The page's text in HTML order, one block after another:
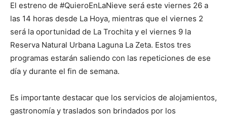
El estreno de #QuieroEnLaNieve será este viernes 26 a
las 14 horas desde La Hoya, mientras que el viernes 2
será la oportunidad de La Trochita y el viernes 9 la
Reserva Natural Urbana Laguna La Zeta. Estos tres
programas estarán saliendo con las repeticiones de ese
día y durante el fin de semana.
Es importante destacar que los servicios de alojamientos,
gastronomía y traslados son brindados por los